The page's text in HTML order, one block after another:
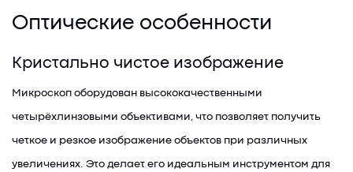
Оптические особенности
Кристально чистое изображение
Микроскоп оборудован высококачественными
четырёхлинзовыми объективами, что позволяет получить
четкое и резкое изображение объектов при различных
увеличениях. Это делает его идеальным инструментом для